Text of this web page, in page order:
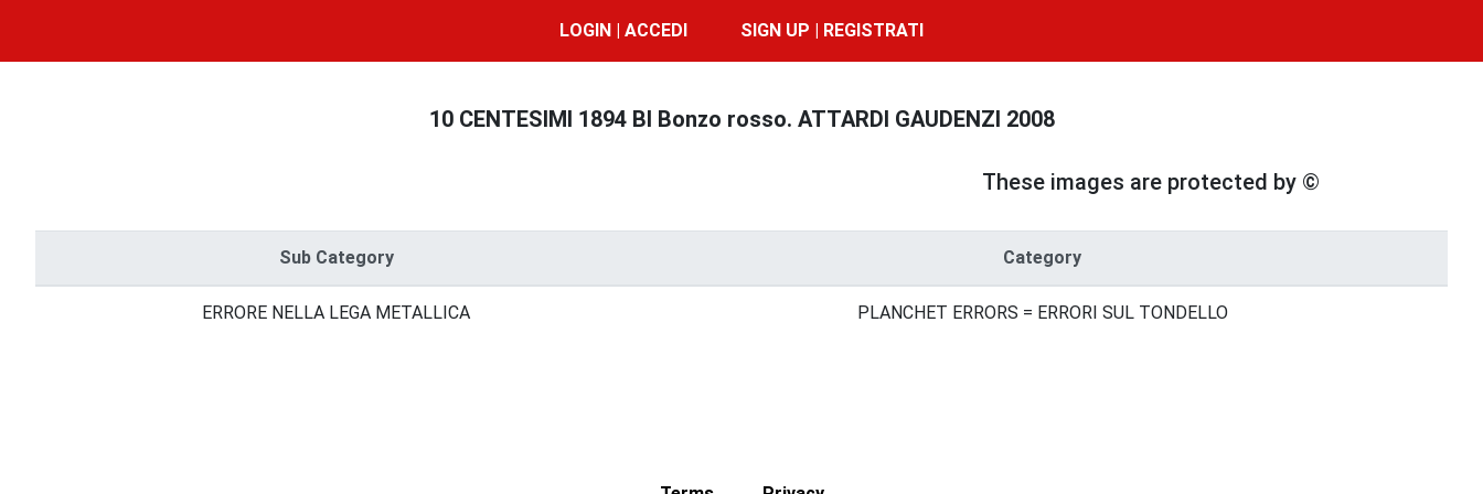
LOGIN | ACCEDI SIGN UP | REGISTRATI
10 CENTESIMI 1894 BI Bonzo rosso. ATTARDI GAUDENZI 2008
These images are protected by ©
Sub Category Category
ERRORE NELLA LEGA METALLICA PLANCHET ERRORS = ERRORI SUL TONDELLO